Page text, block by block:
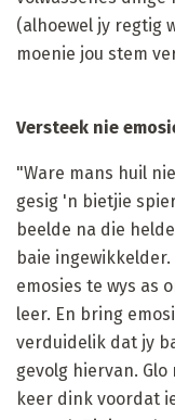
(alhoewel jy regtig
moenie jou stem
Versteek nie
"Ware mans huil
gesig 'n bietjie
beelde na die
baie
emosies te wys as
leer. En bring
verduidelik dat jy
gevolg hiervan.
keer dink voordat